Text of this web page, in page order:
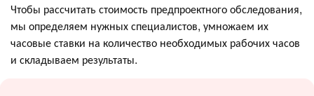
Чтобы рассчитать стоимость предпроектного обследования,
мы определяем нужных специалистов, умножаем их
часовые ставки на количество необходимых рабочих часов
и складываем результаты.